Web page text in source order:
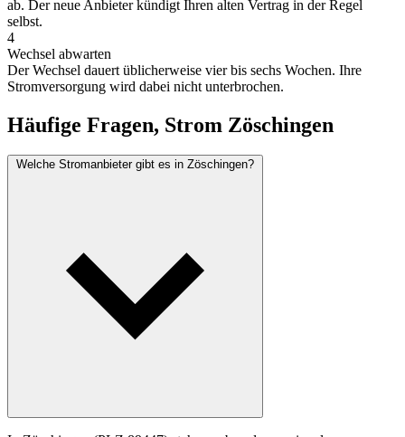
ab. Der neue Anbieter kündigt Ihren alten Vertrag in der Regel
selbst.
4
Wechsel abwarten
Der Wechsel dauert üblicherweise vier bis sechs Wochen. Ihre
Stromversorgung wird dabei nicht unterbrochen.
Häufige Fragen, Strom Zöschingen
Welche Stromanbieter gibt es in Zöschingen?